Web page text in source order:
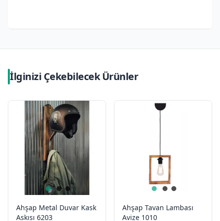
İlginizi Çekebilecek Ürünler
Ahşap Metal Duvar Kask
Askısı 6203
Ahşap Tavan Lambası
Avize 1010